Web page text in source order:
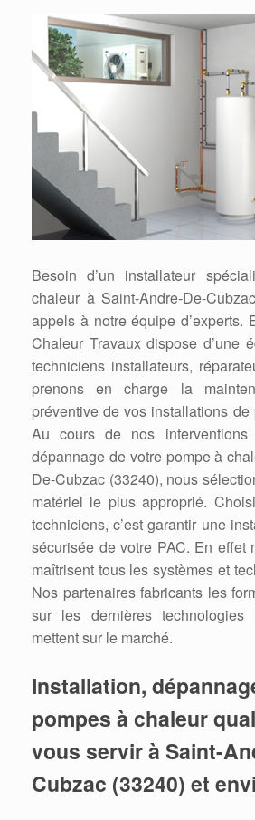
Besoin d’un installateur
chaleur à Saint-Andre-De-
appels à notre équipe d’experts.
Chaleur Travaux dispose d’une
techniciens installateurs,
prenons en charge la
préventive de vos installations de
Au cours de nos interventions
dépannage de votre pompe à
De-Cubzac (33240), nous
matériel le plus approprié.
techniciens, c’est garantir une
sécurisée de votre PAC. En effet
maîtrisent tous les systèmes et
Nos partenaires fabricants les
sur les dernières
mettent sur le marché.
Installation,
pompes à chaleur
vous servir à Saint-
Cubzac (33240) et